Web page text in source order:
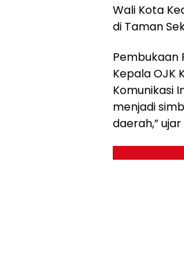
Wali Kota
di Taman
Pembukaan
Kepala OJK
Komunikasi
menjadi
daerah,”